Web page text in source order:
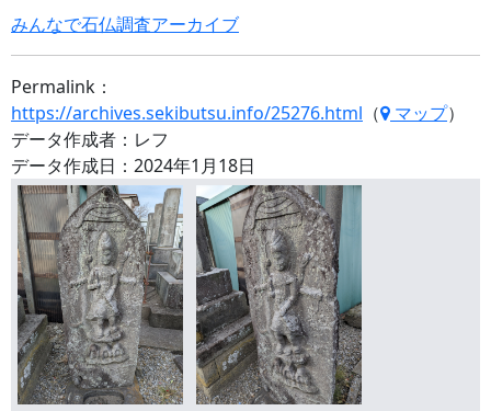
みんなで石仏調査アーカイブ
Permalink：
https://archives.sekibutsu.info/25276.html （ マップ）
データ作成者：レフ
データ作成日：2024年1月18日